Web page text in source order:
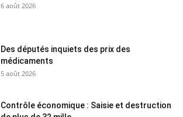
6 août 2026
Des députés inquiets des prix des
médicaments
5 août 2026
Contrôle économique : Saisie et destruction